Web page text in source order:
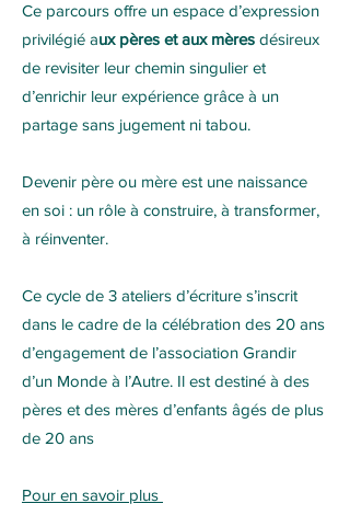
Ce parcours offre un espace d’expression
privilégié aux pères et aux mères désireux
de revisiter leur chemin singulier et
d’enrichir leur expérience grâce à un
partage sans jugement ni tabou.
Devenir père ou mère est une naissance
en soi : un rôle à construire, à transformer,
à réinventer.
Ce cycle de 3 ateliers d’écriture s’inscrit
dans le cadre de la célébration des 20 ans
d’engagement de l’association Grandir
d’un Monde à l’Autre. Il est destiné à des
pères et des mères d’enfants âgés de plus
de 20 ans
Pour en savoir plus